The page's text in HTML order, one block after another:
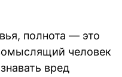
полнота — это
человек
вред